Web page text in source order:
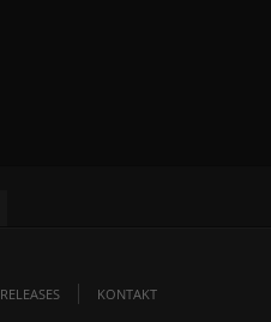
RELEASES
KONTAKT